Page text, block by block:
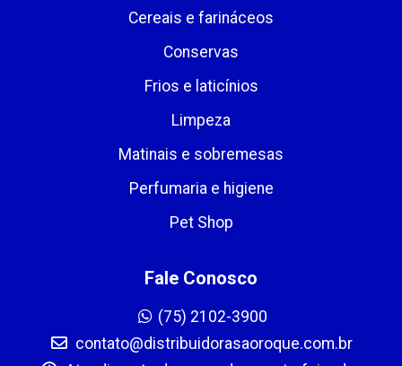
Cereais e farináceos
Conservas
Frios e laticínios
Limpeza
Matinais e sobremesas
Perfumaria e higiene
Pet Shop
Fale Conosco
(75) 2102-3900
contato@distribuidorasaoroque.com.br